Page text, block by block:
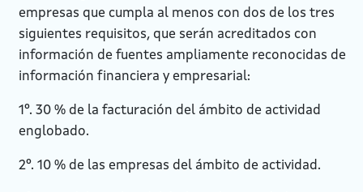
empresas que cumpla al menos con dos de los tres
siguientes requisitos, que serán acreditados con
información de fuentes ampliamente reconocidas de
información financiera y empresarial:
1º. 30 % de la facturación del ámbito de actividad
englobado.
2º. 10 % de las empresas del ámbito de actividad.